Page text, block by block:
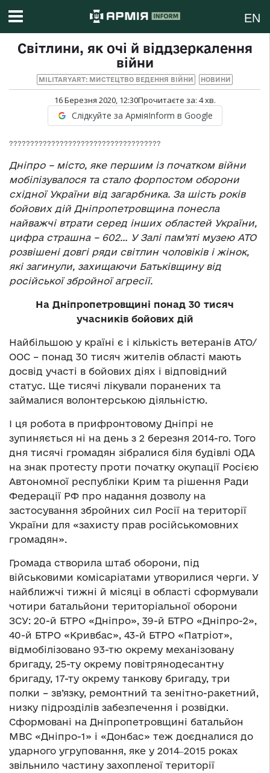
EN
Світлини, як очі й віддзеркалення
війни
MILITARYART: МИСТЕЦТВО ВЕДЕННЯ ВІЙНИ НОВИНИ
16 Березня 2020, 12:30Прочитаєте за: 4хв.
Слідкуйте за АрміяInform в Google
????????????????????????????????????
Дніпро – місто, яке першим із початком війни
мобілізувалося та стало форпостом оборони
східної України від загарбника. За шість років
бойових дій Дніпропетровщина понесла
найважчі втрати серед інших областей України,
цифра страшна – 602… У Залі пам’яті музею АТО
розвішені довгі ряди світлин чоловіків і жінок,
які загинули, захищаючи Батьківщину від
російської збройної агресії.
На Дніпропетровщині понад 30 тисяч
учасників бойових дій
Найбільшою у країні є і кількість ветеранів АТО/
ООС – понад 30 тисяч жителів області мають
досвід участі в бойових діях і відповідний
статус. Ще тисячі лікували поранених та
займалися волонтерською діяльністю.
І ця робота в прифронтовому Дніпрі не
зупиняється ні на день з 2 березня 2014-го. Того
дня тисячі громадян зібралися біля будівлі ОДА
на знак протесту проти початку окупації Росією
Автономної республіки Крим та рішення Ради
Федерації РФ про надання дозволу на
застосування збройних сил Росії на території
України для «захисту прав російськомовних
громадян».
Громада створила штаб оборони, під
військовими комісаріатами утворилися черги. У
найближчі тижні й місяці в області сформували
чотири батальйони територіальної оборони
ЗСУ: 20-й БТРО «Дніпро», 39-й БТРО «Дніпро-2»,
40-й БТРО «Кривбас», 43-й БТРО «Патріот»,
відмобілізовано 93-тю окрему механізовану
бригаду, 25-ту окрему повітрянодесантну
бригаду, 17-ту окрему танкову бригаду, три
полки – зв’язку, ремонтний та зенітно-ракетний,
низку підрозділів забезпечення і розвідки.
Сформовані на Дніпропетровщині батальйон
МВС «Дніпро-1» і «Донбас» теж доєдналися до
ударного угруповання, яке у 2014‒2015 роках
звільнило частину захопленої території